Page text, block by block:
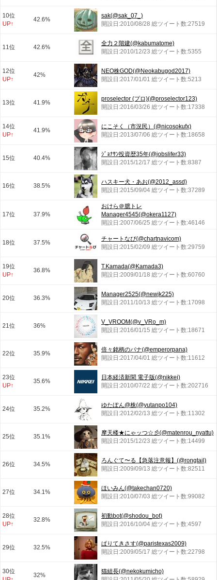
10位
UP↑
42.6%
sak(@sak_07_)
開設日:2010/08/28 総ツイート数:27519
11位 42.6%
全力２階建(@kabumatome)
開設日:2010/12/23 総ツイート数:5355
12位
UP↑
42%
NEO株GOD(@Neokabugod2017)
開設日:2017/01/01 総ツイート数:5213
13位 41.9%
proselector (プロ)(@proselector123)
開設日:2016/03/26 総ツイート数:17338
14位
UP↑
41.9%
にこそく（市況民）(@nicosokufx)
開設日:2013/07/06 総ツイート数:18658
15位 40.4%
ｼﾞｮﾅｻﾝ投資歴35年(@jobslifer33)
開設日:2015/12/17 総ツイート数:8387
16位 38.5%
ハスキー犬・あお(@2012_assd)
開設日:2015/09/04 総ツイート数:37289
17位 37.9%
おけら＠臆トレ
Manager4545(@okera1127)
開設日:2007/06/25 総ツイート数:46146
18位 37.5%
チャートなび(@chartnavicom)
開設日:2015/02/09 総ツイート数:29759
19位
UP↑
36.8%
T.Kamada(@Kamada3)
開設日:2009/01/18 総ツイート数:60760
20位 36.3%
Manager2525(@newjk225)
開設日:2011/10/13 総ツイート数:17098
21位 36%
V_VROOM(@v_VRo_m)
開設日:2016/01/15 総ツイート数:18671
22位 35.9%
倍々銘柄のパナ(@emperorpana)
開設日:2017/04/01 総ツイート数:11612
23位
UP↑
35.6%
日本経済新聞 電子版(@nikkei)
開設日:2010/07/22 総ツイート数:202716
24位 35.2%
ゆたぽん@株(@yutanpo104)
開設日:2012/02/13 総ツイート数:11302
25位 35.1%
摩天楼★にゃッつ☆彡(@matenrou_nyattu)
開設日:2015/12/23 総ツイート数:14499
26位 34.5%
ろんぐて〜る【急落注意報】(@rongtail)
開設日:2009/09/13 総ツイート数:82511
27位 34.1%
ほいみん(@takechan0720)
開設日:2010/07/03 総ツイート数:99082
28位
UP↑
32.8%
初動bot(@shodou_bot)
開設日:2016/10/04 総ツイート数:4597
29位 32.5%
ぱりてきさす(@paristexas2009)
開設日:2009/05/17 総ツイート数:22798
30位
32%
猫組長(@nekokumicho)